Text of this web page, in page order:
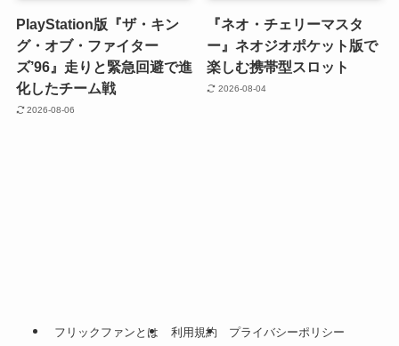
PlayStation版『ザ・キン
グ・オブ・ファイター
ズ’96』走りと緊急回避で進
化したチーム戦
2026-08-06
『ネオ・チェリーマスタ
ー』ネオジオポケット版で
楽しむ携帯型スロット
2026-08-04
フリックファンとは 利用規約 プライバシーポリシー